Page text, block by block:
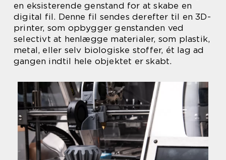
en eksisterende genstand for at skabe en
digital fil. Denne fil sendes derefter til en 3D-
printer, som opbygger genstanden ved
selectivt at henlægge materialer, som plastik,
metal, eller selv biologiske stoffer, ét lag ad
gangen indtil hele objektet er skabt.